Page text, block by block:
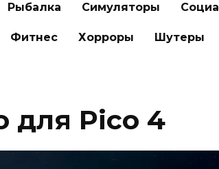
Рыбалка Симуляторы
Фитнес Хорроры Шутеры
для Pico 4